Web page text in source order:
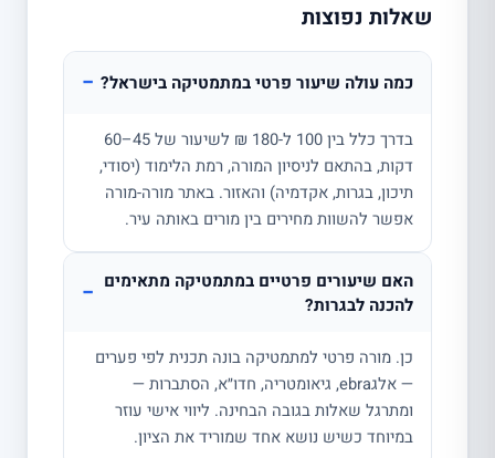
שאלות נפוצות
כמה עולה שיעור פרטי במתמטיקה בישראל? −
בדרך כלל בין 100 ל-180 ₪ לשיעור של 45–60
דקות, בהתאם לניסיון המורה, רמת הלימוד (יסודי,
תיכון, בגרות, אקדמיה) והאזור. באתר מורה-מורה
אפשר להשוות מחירים בין מורים באותה עיר.
האם שיעורים פרטיים במתמטיקה מתאימים
להכנה לבגרות?
−
כן. מורה פרטי למתמטיקה בונה תכנית לפי פערים
— אלגebra, גיאומטריה, חדו״א, הסתברות —
ומתרגל שאלות בגובה הבחינה. ליווי אישי עוזר
במיוחד כשיש נושא אחד שמוריד את הציון.